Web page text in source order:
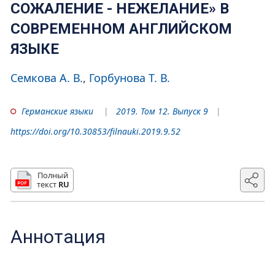
СОЖАЛЕНИЕ - НЕЖЕЛАНИЕ» В
СОВРЕМЕННОМ АНГЛИЙСКОМ
ЯЗЫКЕ
Семкова А. В. Горбунова Т. В.
Германские языки
2019. Том 12. Выпуск 9
https://doi.org/10.30853/filnauki.2019.9.52
Полный
текст RU
Аннотация